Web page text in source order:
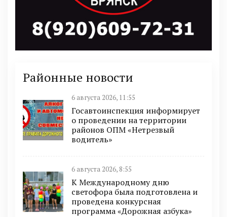
Районные новости
6 августа 2026, 11:55
Госавтоинспекция информирует
о проведении на территории
районов ОПМ «Нетрезвый
водитель»
6 августа 2026, 8:55
К Международному дню
светофора была подготовлена и
проведена конкурсная
программа «Дорожная азбука»